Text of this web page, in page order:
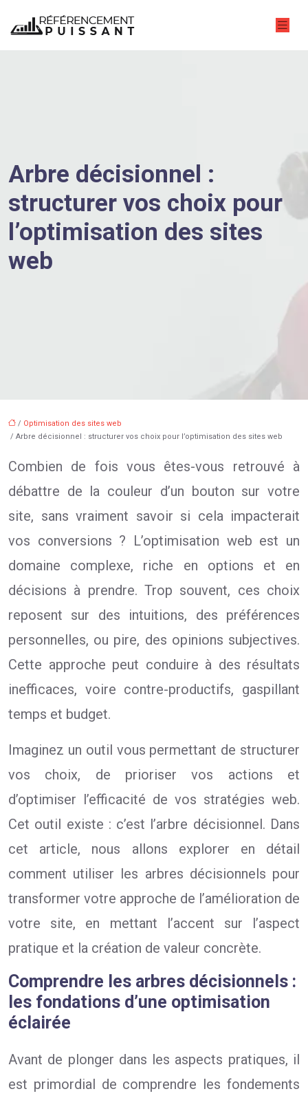
Arbre décisionnel :
structurer vos choix pour
l’optimisation des sites
web
/ Optimisation des sites web
/ Arbre décisionnel : structurer vos choix pour l’optimisation des sites web
Combien de fois vous êtes-vous retrouvé à
débattre de la couleur d’un bouton sur votre
site, sans vraiment savoir si cela impacterait
vos conversions ? L’optimisation web est un
domaine complexe, riche en options et en
décisions à prendre. Trop souvent, ces choix
reposent sur des intuitions, des préférences
personnelles, ou pire, des opinions subjectives.
Cette approche peut conduire à des résultats
inefficaces, voire contre-productifs, gaspillant
temps et budget.
Imaginez un outil vous permettant de structurer
vos choix, de prioriser vos actions et
d’optimiser l’efficacité de vos stratégies web.
Cet outil existe : c’est l’arbre décisionnel. Dans
cet article, nous allons explorer en détail
comment utiliser les arbres décisionnels pour
transformer votre approche de l’amélioration de
votre site, en mettant l’accent sur l’aspect
pratique et la création de valeur concrète.
Comprendre les arbres décisionnels :
les fondations d’une optimisation
éclairée
Avant de plonger dans les aspects pratiques, il
est primordial de comprendre les fondements